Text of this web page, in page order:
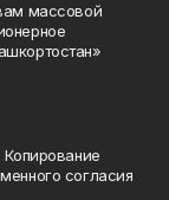
массовой
согласия